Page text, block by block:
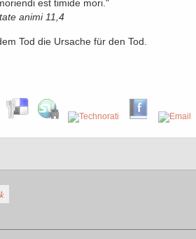
est timide mori."
animi 11,4
Tod die Ursache für den Tod.